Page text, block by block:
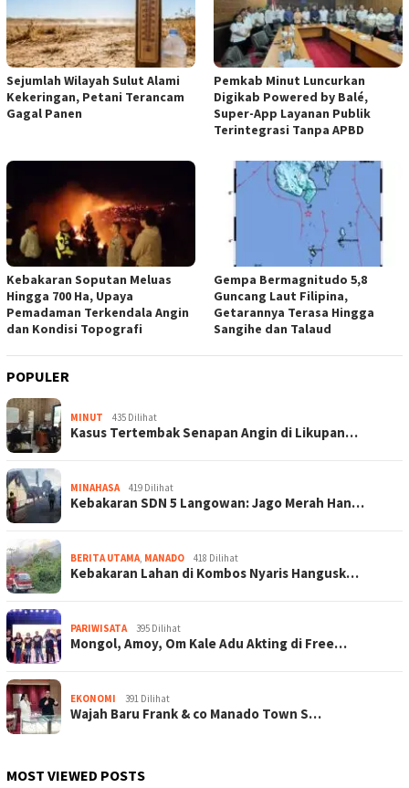
Sejumlah Wilayah Sulut Alami
Kekeringan, Petani Terancam
Gagal Panen
Pemkab Minut Luncurkan
Digikab Powered by Balé,
Super-App Layanan Publik
Terintegrasi Tanpa APBD
Kebakaran Soputan Meluas
Hingga 700 Ha, Upaya
Pemadaman Terkendala Angin
dan Kondisi Topografi
Gempa Bermagnitudo 5,8
Guncang Laut Filipina,
Getarannya Terasa Hingga
Sangihe dan Talaud
POPULER
MINUT 435 Dilihat
Kasus Tertembak Senapan Angin di Likupan…
MINAHASA 419 Dilihat
Kebakaran SDN 5 Langowan: Jago Merah Han…
BERITA UTAMA, MANADO 418 Dilihat
Kebakaran Lahan di Kombos Nyaris Hangusk…
PARIWISATA 395 Dilihat
Mongol, Amoy, Om Kale Adu Akting di Free…
EKONOMI 391 Dilihat
Wajah Baru Frank & co Manado Town S…
MOST VIEWED POSTS